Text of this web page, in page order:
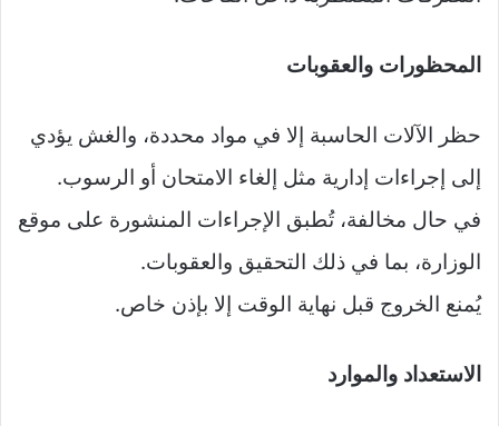
المحظورات والعقوبات
حظر الآلات الحاسبة إلا في مواد محددة، والغش يؤدي
إلى إجراءات إدارية مثل إلغاء الامتحان أو الرسوب.
في حال مخالفة، تُطبق الإجراءات المنشورة على موقع
الوزارة، بما في ذلك التحقيق والعقوبات.
يُمنع الخروج قبل نهاية الوقت إلا بإذن خاص.
الاستعداد والموارد